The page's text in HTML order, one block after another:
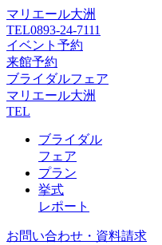
マリエール大洲
TEL0893-24-7111
イベント予約
来館予約
ブライダルフェア
マリエール大洲
TEL
ブライダル
フェア
プラン
挙式
レポート
お問い合わせ・資料請求